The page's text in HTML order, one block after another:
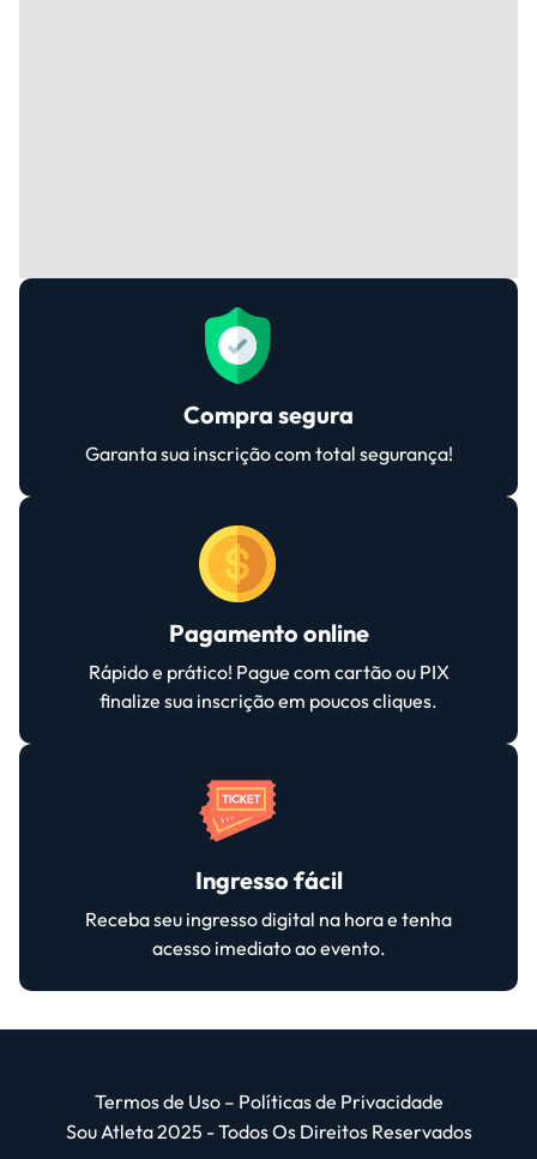
Compra segura
Garanta sua inscrição com total segurança!
Pagamento online
Rápido e prático! Pague com cartão ou PIX
finalize sua inscrição em poucos cliques.
Ingresso fácil
Receba seu ingresso digital na hora e tenha
acesso imediato ao evento.
Termos de Uso– Políticas de Privacidade
Sou Atleta 2025 - Todos Os Direitos Reservados